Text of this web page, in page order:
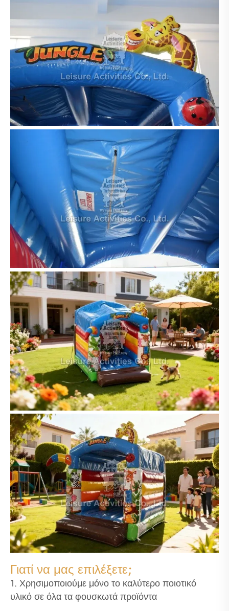
Γιατί να μας επιλέξετε;
1. Χρησιμοποιούμε μόνο το καλύτερο ποιοτικό
υλικό σε όλα τα φουσκωτά προϊόντα